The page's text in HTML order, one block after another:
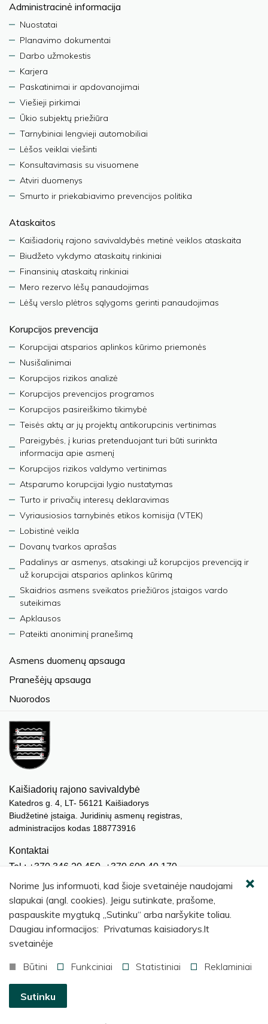
Administracinė informacija
Nuostatai
Planavimo dokumentai
Darbo užmokestis
Karjera
Paskatinimai ir apdovanojimai
Viešieji pirkimai
Ūkio subjektų priežiūra
Tarnybiniai lengvieji automobiliai
Lėšos veiklai viešinti
Konsultavimasis su visuomene
Atviri duomenys
Smurto ir priekabiavimo prevencijos politika
Ataskaitos
Kaišiadorių rajono savivaldybės metinė veiklos ataskaita
Biudžeto vykdymo ataskaitų rinkiniai
Finansinių ataskaitų rinkiniai
Mero rezervo lėšų panaudojimas
Lėšų verslo plėtros sąlygoms gerinti panaudojimas
Korupcijos prevencija
Korupcijai atsparios aplinkos kūrimo priemonės
Nusišalinimai
Korupcijos rizikos analizė
Korupcijos prevencijos programos
Korupcijos pasireiškimo tikimybė
Teisės aktų ar jų projektų antikorupcinis vertinimas
Pareigybės, į kurias pretenduojant turi būti surinkta
informacija apie asmenį
Korupcijos rizikos valdymo vertinimas
Atsparumo korupcijai lygio nustatymas
Turto ir privačių interesų deklaravimas
Vyriausiosios tarnybinės etikos komisija (VTEK)
Lobistinė veikla
Dovanų tvarkos aprašas
Padalinys ar asmenys, atsakingi už korupcijos prevenciją ir
už korupcijai atsparios aplinkos kūrimą
Skaidrios asmens sveikatos priežiūros įstaigos vardo
suteikimas
Apklausos
Pateikti anoniminį pranešimą
Asmens duomenų apsauga
Pranešėjų apsauga
Nuorodos
Kaišiadorių rajono savivaldybė
Katedros g. 4, LT- 56121 Kaišiadorys
Biudžetinė įstaiga. Juridinių asmenų registras,
administracijos kodas 188773916
Kontaktai
Tel.: +370 346 20 450, +370 609 40 170
El. paštas.: meras@kaisiadorys.lt
dokumentai@kaisiadorys.lt
Naujienų prenumerata
© 2026 Kaišiadorių rajono savivaldybė
Norime Jus informuoti, kad šioje svetainėje naudojami
slapukai (angl. cookies). Jeigu sutinkate, prašome,
paspauskite mygtuką „Sutinku“ arba naršykite toliau.
Daugiau informacijos: Privatumas kaisiadorys.lt
svetainėje
Būtini
Funkciniai Statistiniai Reklaminiai
Sutinku